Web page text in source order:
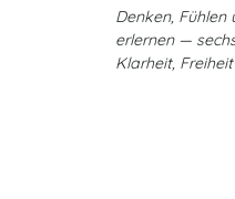
Denken, Fühlen
erlernen —
Klarheit,